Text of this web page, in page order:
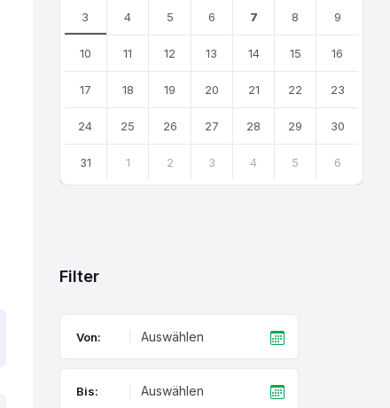
3 4 5 6 7 8 9
10 11 12 13 14 15 16
17 18 19 20 21 22 23
24 25 26 27 28 29 30
31 1 2 3 4 5 6
Filter
Von:
Bis: